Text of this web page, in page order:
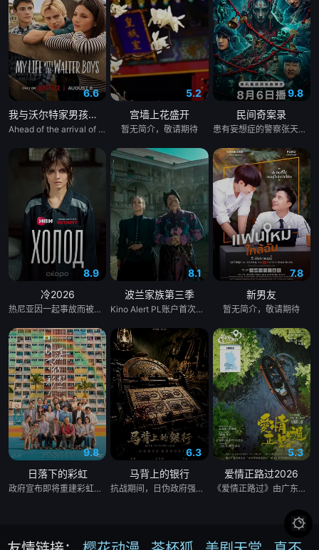
6.6
我与沃尔特家男孩的生活 第三季
Ahead of the arrival of Season 2, Netflix has renewed My Life with the Walter Boys for a third season.
5.2
宫墙上花盛开
暂无简介，敬请期待
9.8
民间奇案录
患有妄想症的警察张天盛遇上一起离奇的神像杀人事件，勘案过程中，牵引出“婴胎报仇”，“娘娘索命”等一连串妖异事件，张天盛虽被种种诡怪幻象阻碍，却坚信这是藏在迷信后的人为诡计，勇于向封建传统宣战，敢于破除流传已久的迷信糟粕，最终，在战胜妄想症的同时，成功还原真相，伸张正义。
8.9
冷2026
热尼亚因一起事故而被不公正地监禁，她的丈夫和6岁的女儿在事故中死亡。这起事故的真正罪魁祸首是富家子弟，他们强大的父母“帮助”法院做出了“正确”的决定。在监狱里，热尼亚意外地拯救了一个有影响力的囚犯————亚娜，因为谋杀而服刑的女囚。出于感激，她教热尼亚如何变得更加强大，并帮助她越狱。重获自由后，热尼亚从雅娜那里获得了大笔财富，由此对那些曾经的敌人展开了正义的复仇……
8.1
波兰家族第三季
Kino Alert PL账户首次发现续订，因为他们注意到该系列已向波兰电影学院（Polski Institut Sztuki Filmowej）申请了当地资金，要求获得超过200万美元（770万波兰兹罗提）的资金，并获得了批准。Netflix于4月2日正式确认了这一消息，并在社交媒体上发布了一篇帖子，确认续订第三季，并表示该剧将于2026年上映。
7.8
新男友
暂无简介，敬请期待
9.8
日落下的彩虹
政府宣布即将重建彩虹邨──这条超过60年的名牌屋邨，满载香港情怀，是几代人的成长与回忆。 剧集以七个发生在彩虹之下、细腻动人的小故事，编写各种情感与遗憾，建构香港人的屋邨情怀，当中由不同人物串连不同故事，阡陌交错，并在当中穿插彩虹邨进入倒数的命运，引发现实共鸣。 七个故事包括了亲情、友情、爱情、甚至奇情： （一）彩虹邨的上海理发厅金牌夫妻档，决心面对恩爱背后藏着而难以启齿的秘密； （二）由母亲一手带大的区家三姐弟，因积聚多年的心结而搞出搬迁前的分⼾风波； （三）由小玩到大的彩虹三姊妹淘因为成长而各走各路； （四）离开彩虹邨多年的男生重遇面目全非的初恋女生，两日在人生低谷中寻回彼此初心； （五）屋邨中女恋上国外大厨，但无论是彩虹邨还是关系，都有敌不过的限期； （六）一对由1962年彩虹邨落成便认识的好兄弟，看着一代代人离开，到现在，他们也要面对儿女移民的抉择；以及 （七）一对怨恨极深的父子情，如何在彩虹邨清拆前、在父亲生命最后的限期内，重拾和面对彼此关系⋯⋯ 彩虹邨有期限，人与人的关系也有期限，但因为有了期限，我们才更加珍惜；地方会改变，但当中的人情却永留心中。
6.3
马背上的银行
抗战期间，日伪政府强行推广、使用由“中国准备银行”发行的伪钞货币。根据党中央指示，高景波、徐邵梁、孙希光和黄鹰等人开始筹备建立冀南银行，手艺人张宝田在共产党人的感召下承担起印刷冀南币的使命。1939年，冀南银行正式宣布成立，此后不断遭受到日军和国民党反动派的阻挠镇压和围剿，邢台人民为了保护冀南银行付出了英勇牺牲。冀南银行的同志们在邢台人民的帮助下一次次瓦解了日军的阴谋，他们用生命保护银行资产，在烽火硝烟中坚持开展业务，在这场金融战争中取得了胜利。
5.3
爱情正路过2026
《爱情正路过》由广东局选送，岭南文化传媒（广东）有限公司出品，10分钟*12集，取景地为云南昆明滇池、海埂大坝等，讲述了两个性格迥异、生活经历不同的都市青年男女，在昆明旅行中彼此治愈与成长的爱情故事，展现了昆明文旅、非遗、少数民族文化等元素。
